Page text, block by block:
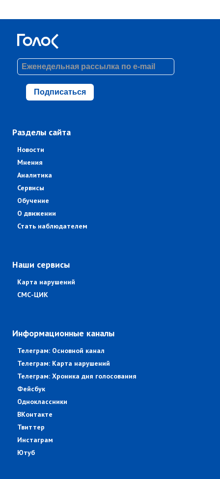
Подписаться
Разделы сайта
Новости
Мнения
Аналитика
Сервисы
Обучение
О движении
Стать наблюдателем
Наши сервисы
Карта нарушений
СМС-ЦИК
Информационные каналы
Телеграм: Основной канал
Телеграм: Карта нарушений
Телеграм: Хроника дня голосования
Фейсбук
Одноклассники
ВКонтакте
Твиттер
Инстаграм
Ютуб